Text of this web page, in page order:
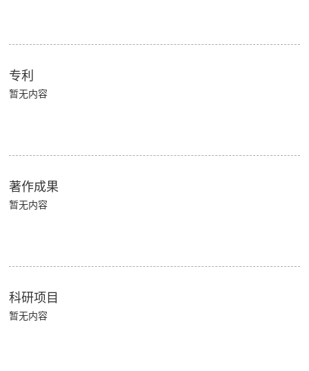
专利
暂无内容
著作成果
暂无内容
科研项目
暂无内容